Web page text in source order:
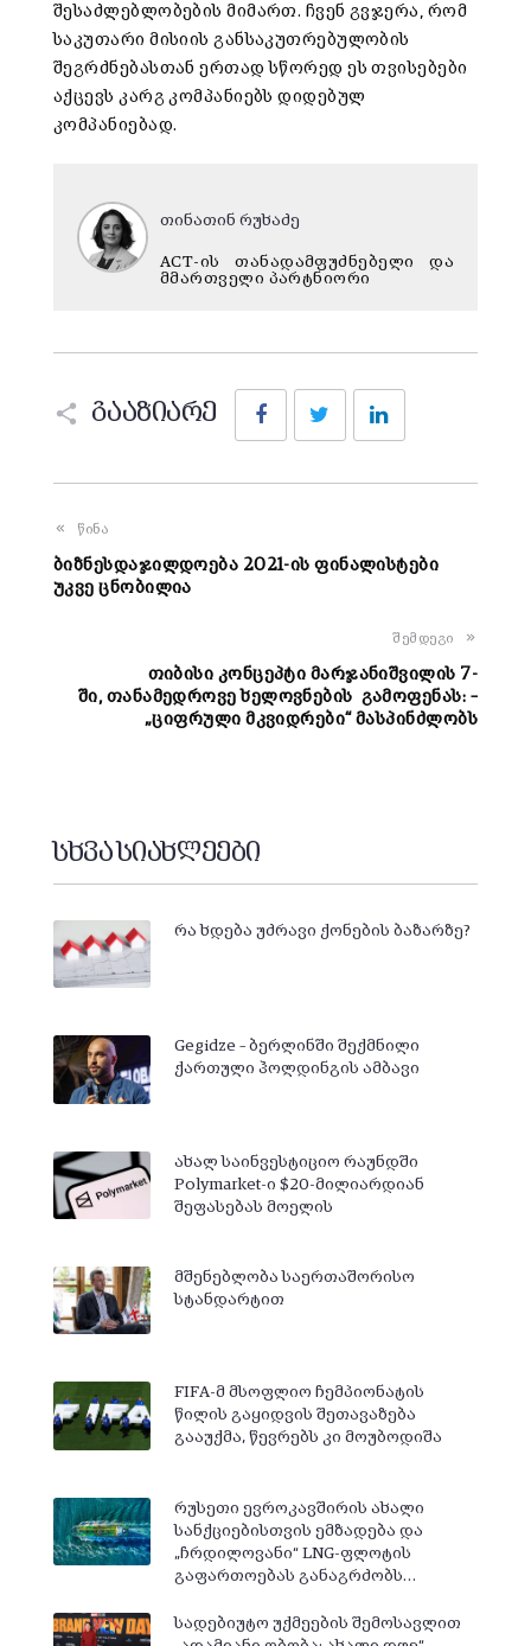
შესაძლებლობების მიმართ. ჩვენ გვჯერა, რომ
საკუთარი მისიის განსაკუთრებულობის
შეგრძნებასთან ერთად სწორედ ეს თვისებები
აქცევს კარგ კომპანიებს დიდებულ
კომპანიებად.
თინათინ რუხაძე
ACT-ის თანადამფუძნებელი და
მმართველი პარტნიორი
გააზიარე
FacebookTwitter
წინა
ბიზნესდაჯილდოება 2021-ის ფინალისტები
უკვე ცნობილია
შემდეგი
თიბისი კონცეპტი მარჯანიშვილის 7-
ში, თანამედროვე ხელოვნების გამოფენას: –
„ციფრული მკვიდრები“ მასპინძლობს
სხვა სიახლეები
რა ხდება უძრავი ქონების ბაზარზე?
Gegidze – ბერლინში შექმნილი
ქართული ჰოლდინგის ამბავი
ახალ საინვესტიციო რაუნდში
Polymarket-ი $20-მილიარდიან
შეფასებას მოელის
მშენებლობა საერთაშორისო
სტანდარტით
FIFA-მ მსოფლიო ჩემპიონატის
წილის გაყიდვის შეთავაზება
გააუქმა, წევრებს კი მოუბოდიშა
რუსეთი ევროკავშირის ახალი
სანქციებისთვის ემზადება და
„ჩრდილოვანი“ LNG-ფლოტის
გაფართოებას განაგრძობს…
სადებიუტო უქმეების შემოსავლით